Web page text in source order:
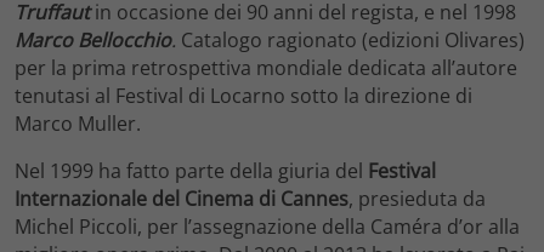
Truffaut in occasione dei 90 anni del regista, e nel 1998
Marco Bellocchio. Catalogo ragionato (edizioni Olivares)
per la prima retrospettiva mondiale dedicata all’autore
tenutasi al Festival di Locarno sotto la direzione di
Marco Muller.
Nel 1999 ha fatto parte della giuria del Festival
Internazionale del Cinema di Cannes, presieduta da
Michel Piccoli, per l’assegnazione della Caméra d’or alla